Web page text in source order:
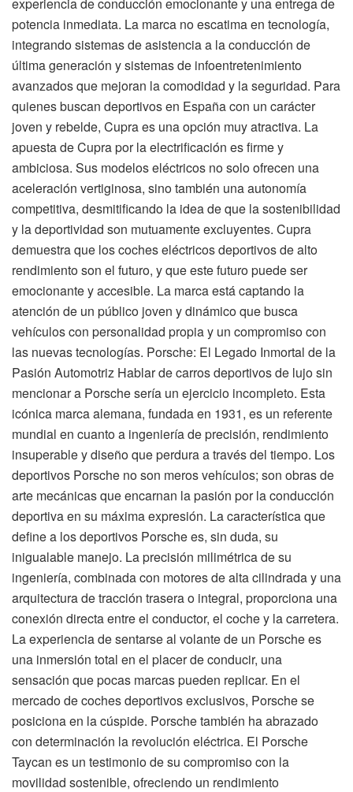
potencia inmediata. La marca no escatima en tecnología,
integrando sistemas de asistencia a la conducción de
última generación y sistemas de infoentretenimiento
avanzados que mejoran la comodidad y la seguridad. Para
quienes buscan deportivos en España con un carácter
joven y rebelde, Cupra es una opción muy atractiva. La
apuesta de Cupra por la electrificación es firme y
ambiciosa. Sus modelos eléctricos no solo ofrecen una
aceleración vertiginosa, sino también una autonomía
competitiva, desmitificando la idea de que la sostenibilidad
y la deportividad son mutuamente excluyentes. Cupra
demuestra que los coches eléctricos deportivos de alto
rendimiento son el futuro, y que este futuro puede ser
emocionante y accesible. La marca está captando la
atención de un público joven y dinámico que busca
vehículos con personalidad propia y un compromiso con
las nuevas tecnologías. Porsche: El Legado Inmortal de la
Pasión Automotriz Hablar de carros deportivos de lujo sin
mencionar a Porsche sería un ejercicio incompleto. Esta
icónica marca alemana, fundada en 1931, es un referente
mundial en cuanto a ingeniería de precisión, rendimiento
insuperable y diseño que perdura a través del tiempo. Los
deportivos Porsche no son meros vehículos; son obras de
arte mecánicas que encarnan la pasión por la conducción
deportiva en su máxima expresión. La característica que
define a los deportivos Porsche es, sin duda, su
inigualable manejo. La precisión milimétrica de su
ingeniería, combinada con motores de alta cilindrada y una
arquitectura de tracción trasera o integral, proporciona una
conexión directa entre el conductor, el coche y la carretera.
La experiencia de sentarse al volante de un Porsche es
una inmersión total en el placer de conducir, una
sensación que pocas marcas pueden replicar. En el
mercado de coches deportivos exclusivos, Porsche se
posiciona en la cúspide. Porsche también ha abrazado
con determinación la revolución eléctrica. El Porsche
Taycan es un testimonio de su compromiso con la
movilidad sostenible, ofreciendo un rendimiento